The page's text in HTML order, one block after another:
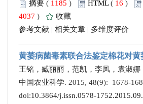
摘要 ( 1185 ) HTML( 16 )
4037 )
收藏
参考文献 | 相关文章 | 多维度评价
黄萎病菌毒素联合法鉴定棉花对黄
王铭，臧丽丽，范凯，李凤，袁淑
中国农业科学. 2015, 48(9): 1678-
doi:10.3864/j.issn.0578-